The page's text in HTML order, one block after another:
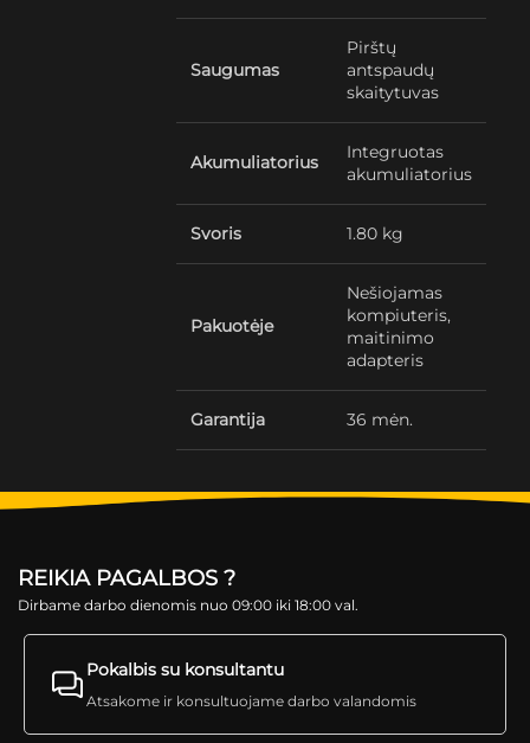
Saugumas
Pirštų
antspaudų
skaitytuvas
Akumuliatorius
Integruotas
akumuliatorius
Svoris 1.80 kg
Pakuotėje
Nešiojamas
kompiuteris,
maitinimo
adapteris
Garantija 36 mėn.
REIKIA PAGALBOS ?
Dirbame darbo dienomis nuo 09:00 iki 18:00 val.
Pokalbis su konsultantu
Atsakome ir konsultuojame darbo valandomis